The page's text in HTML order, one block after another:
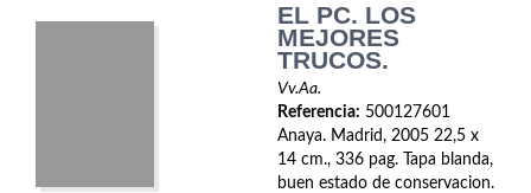
EL PC. LOS
MEJORES
TRUCOS.
Vv.Aa.
Referencia: 500127601
Anaya. Madrid, 2005 22,5 x
14 cm., 336 pag. Tapa blanda,
buen estado de conservacion.